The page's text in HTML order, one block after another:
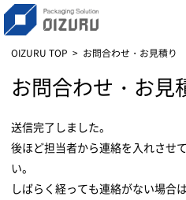
OIZURU TOP お問合わせ・お見積り
お問合わせ・お見
送信完了しました。
後ほど担当者から連絡を入れさせ
い。
しばらく経っても連絡がない場合